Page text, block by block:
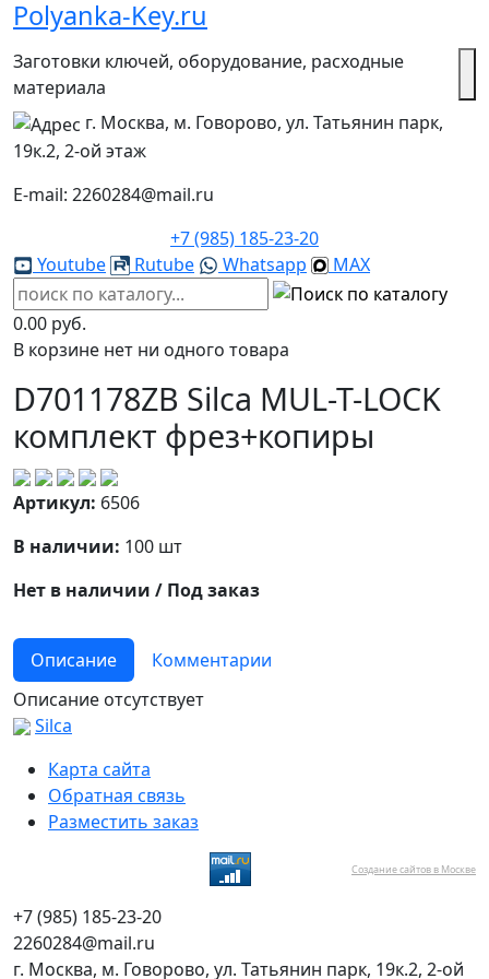
Polyanka-Key.ru
Заготовки ключей, оборудование, расходные
материала
г. Москва, м. Говорово, ул. Татьянин парк,
19к.2, 2-ой этаж
E-mail: 2260284@mail.ru
+7 (985) 185-23-20
Youtube
Rutube Whatsapp MAX
0.00 руб.
В корзине нет ни одного товара
D701178ZB Silca MUL-T-LOCK
комплект фрез+копиры
Артикул: 6506
В наличии: 100 шт
Нет в наличии / Под заказ
Описание
Комментарии
Описание отсутствует
Silca
Карта сайта
Обратная связь
Разместить заказ
Создание сайтов в Москве
+7 (985) 185-23-20
2260284@mail.ru
г. Москва, м. Говорово, ул. Татьянин парк, 19к.2, 2-ой